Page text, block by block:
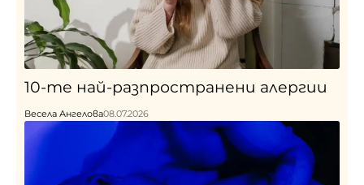
10-те най-разпространени алергии
Весела Ангелова08.07.2026